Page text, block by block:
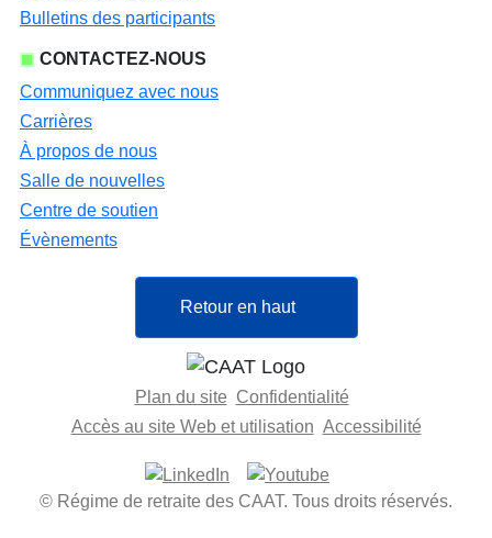
Bulletins des participants
CONTACTEZ-NOUS
Communiquez avec nous
Carrières
À propos de nous
Salle de nouvelles
Centre de soutien
Évènements
Retour en haut
Plan du site Confidentialité
Accès au site Web et utilisation Accessibilité
© Régime de retraite des CAAT. Tous droits réservés.